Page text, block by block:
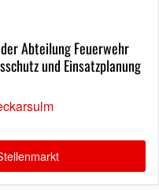
Abteilung Feuerwehr
und Einsatzplanung